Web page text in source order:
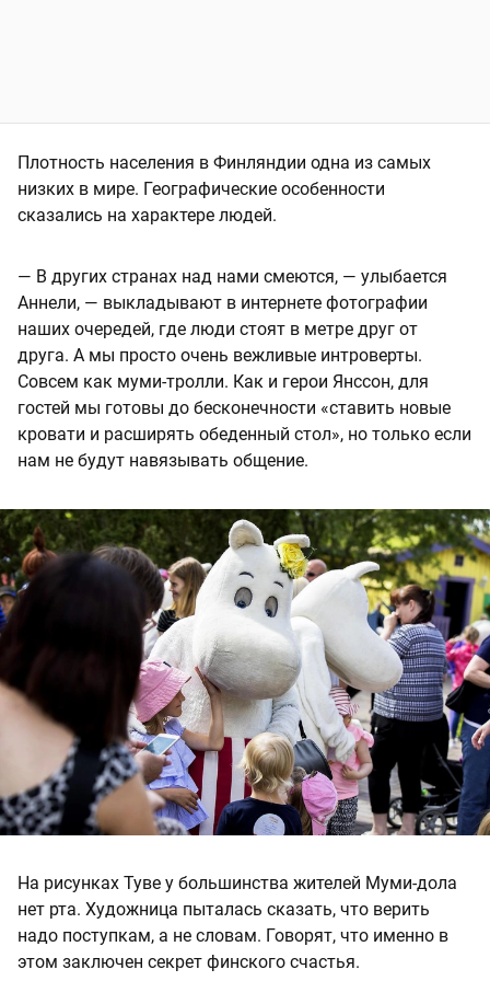
Плотность населения в Финляндии одна из самых
низких в мире. Географические особенности
сказались на характере людей.
— В других странах над нами смеются, — улыбается
Аннели, — выкладывают в интернете фотографии
наших очередей, где люди стоят в метре друг от
друга. А мы просто очень вежливые интроверты.
Совсем как муми-тролли. Как и герои Янссон, для
гостей мы готовы до бесконечности «ставить новые
кровати и расширять обеденный стол», но только если
нам не будут навязывать общение.
На рисунках Туве у большинства жителей Муми-дола
нет рта. Художница пыталась сказать, что верить
надо поступкам, а не словам. Говорят, что именно в
этом заключен секрет финского счастья.